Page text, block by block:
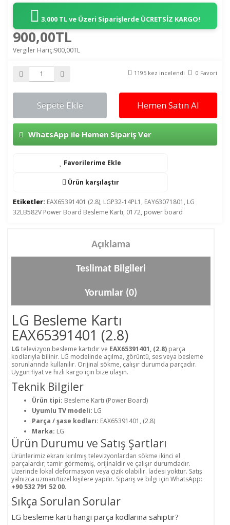
3.000 TL ve Üzeri Siparişlerde ÜCRETSİZ KARGO!
900,00TL
Vergiler Hariç:900,00TL
1195 kez incelendi 0 Favori
Sepete Ekle Hemen Satın Al
WhatsApp ile Hemen Sipariş Ver
Favorilerime Ekle
Ürün karşılaştır
Etiketler: EAX65391401 (2.8), LGP32-14PL1 , EAY63071801 , LG
32LB582V Power Board Besleme Kartı, 0172, power board
Açıklama
Teslimat Bilgileri
Yorumlar (0)
LG Besleme Kartı
EAX65391401 (2.8)
LG televizyon besleme kartıdır ve EAX65391401, (2.8) parça
kodlarıyla bilinir. LG modelinde açılma, görüntü, ses veya besleme
sorunlarında kullanılır. Orijinal sökme, çalışır durumda parçadır.
Uygun fiyat ve hızlı kargo için bize ulaşın.
Teknik Bilgiler
Ürün tipi: Besleme Kartı (Power Board)
Uyumlu TV modeli: LG
Parça / şase kodları: EAX65391401, (2.8)
Marka: LG
Ürün Durumu ve Satış Şartları
Ürünlerimiz ekranı kırılmış televizyonlardan sökme ikinci el
parçalardır; tamir görmemiş, orijinaldir ve çalışır durumdadır.
Üzerinde lokal deformasyon veya çizik olabilir. İadesi yoktur. Satış
yalnızca uzman/tüzel kişilere yapılır. Sipariş ve bilgi için WhatsApp:
+90 532 791 52 00.
Sıkça Sorulan Sorular
LG besleme kartı hangi parça kodlarına sahiptir?